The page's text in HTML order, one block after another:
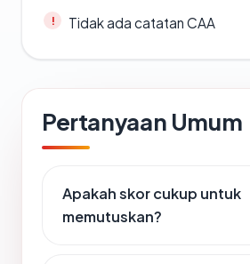
Tidak ada catatan CAA
Pertanyaan Umum
Apakah skor cukup untuk
memutuskan?